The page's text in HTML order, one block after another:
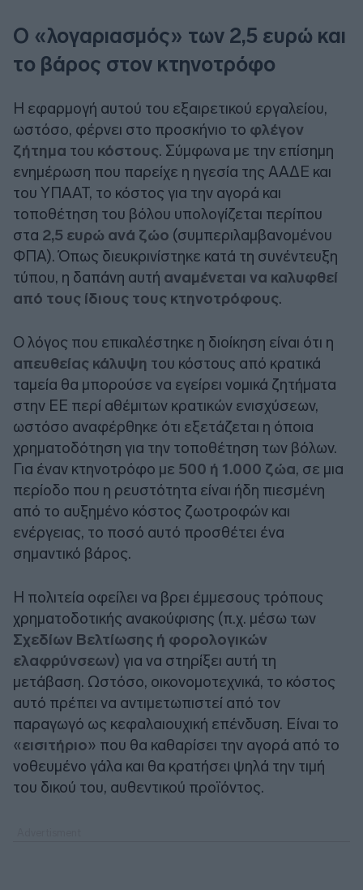
Ο «λογαριασμός» των 2,5 ευρώ και
το βάρος στον κτηνοτρόφο
Η εφαρμογή αυτού του εξαιρετικού εργαλείου,
ωστόσο, φέρνει στο προσκήνιο το φλέγον
ζήτημα του κόστους. Σύμφωνα με την επίσημη
ενημέρωση που παρείχε η ηγεσία της ΑΑΔΕ και
του ΥΠΑΑΤ, το κόστος για την αγορά και
τοποθέτηση του βόλου υπολογίζεται περίπου
στα 2,5 ευρώ ανά ζώο (συμπεριλαμβανομένου
ΦΠΑ). Όπως διευκρινίστηκε κατά τη συνέντευξη
τύπου, η δαπάνη αυτή αναμένεται να καλυφθεί
από τους ίδιους τους κτηνοτρόφους.
Ο λόγος που επικαλέστηκε η διοίκηση είναι ότι η
απευθείας κάλυψη του κόστους από κρατικά
ταμεία θα μπορούσε να εγείρει νομικά ζητήματα
στην ΕΕ περί αθέμιτων κρατικών ενισχύσεων,
ωστόσο αναφέρθηκε ότι εξετάζεται η όποια
χρηματοδότηση για την τοποθέτηση των βόλων.
Για έναν κτηνοτρόφο με 500 ή 1.000 ζώα, σε μια
περίοδο που η ρευστότητα είναι ήδη πιεσμένη
από το αυξημένο κόστος ζωοτροφών και
ενέργειας, το ποσό αυτό προσθέτει ένα
σημαντικό βάρος.
Η πολιτεία οφείλει να βρει έμμεσους τρόπους
χρηματοδοτικής ανακούφισης (π.χ. μέσω των
Σχεδίων Βελτίωσης ή φορολογικών
ελαφρύνσεων) για να στηρίξει αυτή τη
μετάβαση. Ωστόσο, οικονομοτεχνικά, το κόστος
αυτό πρέπει να αντιμετωπιστεί από τον
παραγωγό ως κεφαλαιουχική επένδυση. Είναι το
«εισιτήριο» που θα καθαρίσει την αγορά από το
νοθευμένο γάλα και θα κρατήσει ψηλά την τιμή
του δικού του, αυθεντικού προϊόντος.